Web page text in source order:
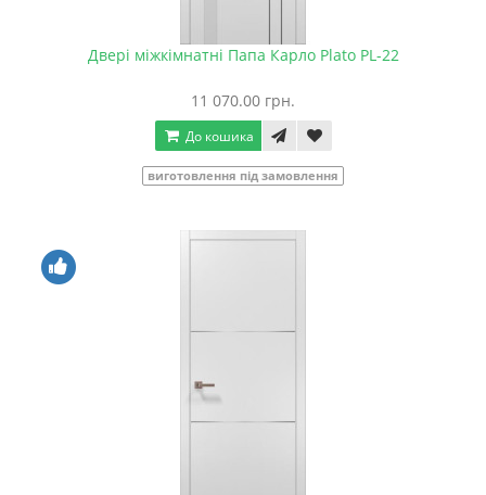
Двері міжкімнатні Папа Карло Plato PL-22
11 070.00 грн.
До кошика
виготовлення під замовлення